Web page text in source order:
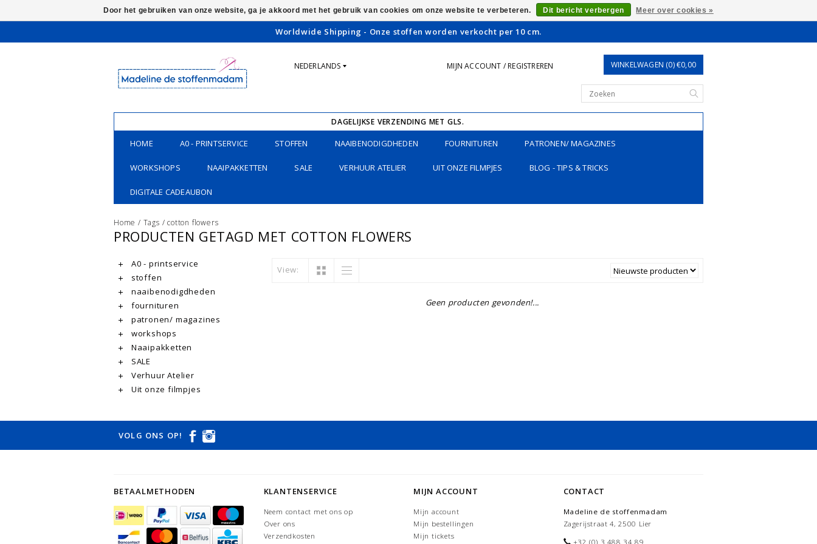
Worldwide Shipping - Onze stoffen worden verkocht per 10 cm.
NEDERLANDS MIJN ACCOUNT / REGISTREREN WINKELWAGEN (0) €0,00
DAGELIJKSE VERZENDING MET GLS.
HOME A0 - PRINTSERVICE STOFFEN NAAIBENODIGDHEDEN FOURNITUREN PATRONEN/ MAGAZINES
WORKSHOPS NAAIPAKKETTEN SALE VERHUUR ATELIER UIT ONZE FILMPJES BLOG - TIPS & TRICKS
DIGITALE CADEAUBON
Home / Tags /cotton flowers
PRODUCTEN GETAGD MET COTTON FLOWERS
A0 - printservice
stoffen
naaibenodigdheden
fournituren
patronen/ magazines
workshops
Naaipakketten
SALE
Verhuur Atelier
Uit onze filmpjes
View:
Geen producten gevonden!...
VOLG ONS OP!
BETAALMETHODEN KLANTENSERVICE
Neem contact met ons op
Over ons
Verzendkosten
MIJN ACCOUNT
Mijn account
Mijn bestellingen
Mijn tickets
CONTACT
Madeline de stoffenmadam
Zagerijstraat 4, 2500 Lier
+32 (0) 3 488 34 89
Door het gebruiken van onze website, ga je akkoord met het gebruik van cookies om onze website te verbeteren. Dit bericht verbergen Meer over cookies »